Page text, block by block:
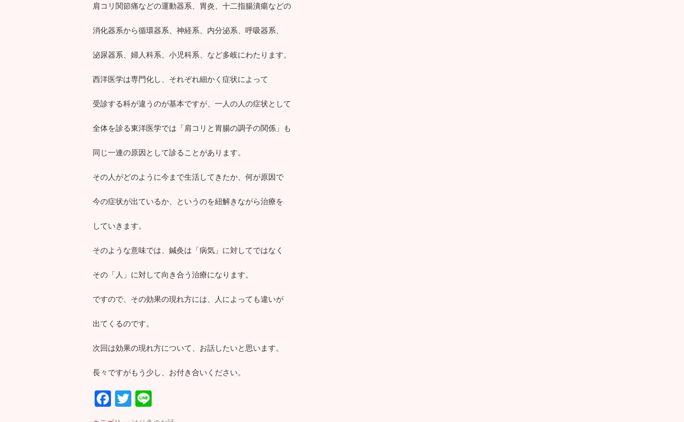
肩コリ関節痛などの運動器系、胃炎、十二指腸潰瘍などの
消化器系から循環器系、神経系、内分泌系、呼吸器系、
泌尿器系、婦人科系、小児科系、など多岐にわたります。
西洋医学は専門化し、それぞれ細かく症状によって
受診する科が違うのが基本ですが、一人の人の症状として
全体を診る東洋医学では「肩コリと胃腸の調子の関係」も
同じ一連の原因として診ることがあります。
その人がどのように今まで生活してきたか、何が原因で
今の症状が出ているか、というのを紐解きながら治療を
していきます。
そのような意味では、鍼灸は「病気」に対してではなく
その「人」に対して向き合う治療になります。
ですので、その効果の現れ方には、人によっても違いが
出てくるのです。
次回は効果の現れ方について、お話したいと思います。
長々ですがもう少し、お付き合いください。
F
ac
T
wi n